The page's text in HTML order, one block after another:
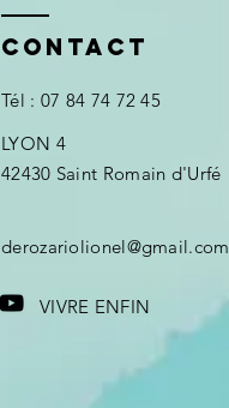
Contact
Tél : 07 84 74 72 45
LYON 4
42430 Saint Romain d'Urfé​​
derozariolionel@gmail.com
VIVRE ENFIN